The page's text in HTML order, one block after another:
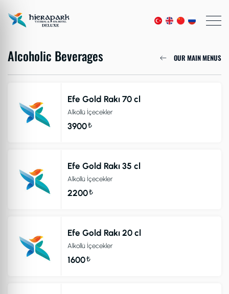
Alcoholic Beverages OUR MAIN MENUS
Efe Gold Rakı 70 cl
Alkollü İçecekler
3900₺
Efe Gold Rakı 35 cl
Alkollü İçecekler
2200₺
Efe Gold Rakı 20 cl
Alkollü İçecekler
1600₺